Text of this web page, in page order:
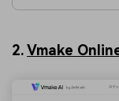
2.Vmake